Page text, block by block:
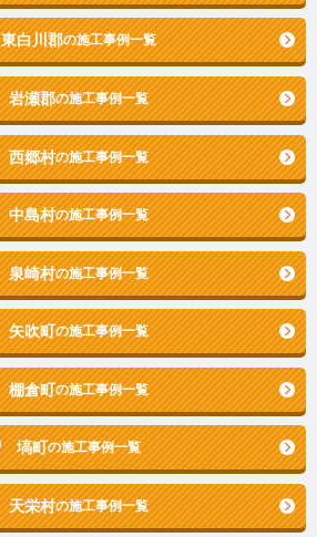
東白川郡の施工事例一覧
岩瀬郡の施工事例一覧
西郷村の施工事例一覧
中島村の施工事例一覧
泉崎村の施工事例一覧
矢吹町の施工事例一覧
棚倉町の施工事例一覧
塙町の施工事例一覧
天栄村の施工事例一覧